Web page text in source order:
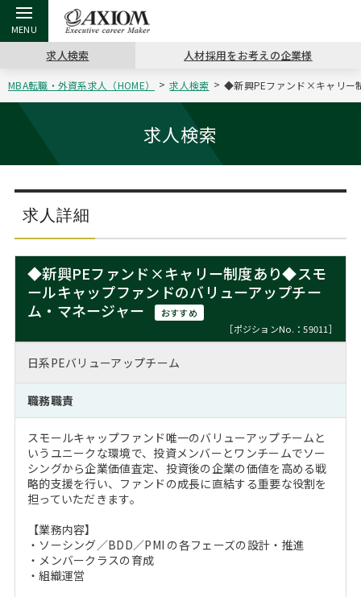
戻る
アクシアムの特長
戻る
コンサ
サービス案内
戻る
キャリ
コンサルタントの紹介
戻る
キャリア支援 TOP
キャリアデザイン講座
（最新求人市場動向）
戻る
MBAの
おわり
ステージ別アドバイス
MBAの転職事例
MBAからのFAQ
MBA留学生数の推移
戻る
日本か
インターン受入企業一覧
年齢と年収の相関図
戻る
転職ツール TOP
英文レジュメの書き方
戻る
パワー
職務経歴書の書き方
よくある面接Q&A集
戻る
転職コラム TOP
“展”職相談室
転職市場の明日をよめ
転職成功への4つの鍵
注目企業インタビュー
戻る
イベント・セミナー TOP
ジョブフェア
キャリアデザインセミナー
キャリアフォーラム
Career Talk Live
MBA NETWORKING
戻る
会社概要 TOP
沿革
主なクライアント
採用情報
ニュースリリース
求人検索 人材採用をお考えの企業様
MBA転職・外資系求人（HOME） 求人検索 ◆新興PEファンド×キャリー
求人検索
求人詳細
◆新興PEファンド×キャリー制度あり◆スモ
ールキャップファンドのバリューアップチー
ム・マネージャー
おすすめ
［ポジションNo.：59011］
日系PEバリューアップチーム
職務職責
スモールキャップファンド唯一のバリューアップチームと
いうユニークな環境で、投資メンバーとワンチームでソー
シングから企業価値査定、投資後の企業の価値を高める戦
略的支援を行い、ファンドの成長に直結する重要な役割を
担っていただきます。
【業務内容】
・ソーシング／BDD／PMI の各フェーズの設計・推進
・メンバークラスの育成
・組織運営